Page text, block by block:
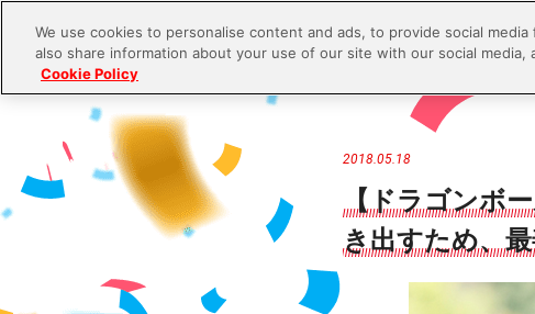
S
t
o
2018.05.18
【ドラゴンボ
き出すため、
We use cookies to personalise content and ads, to provide social
also share information about your use of our site with our social media,
Cookie Policy